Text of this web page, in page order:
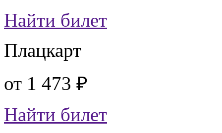
Найти билет
Плацкарт
от 1 473 ₽
Найти билет